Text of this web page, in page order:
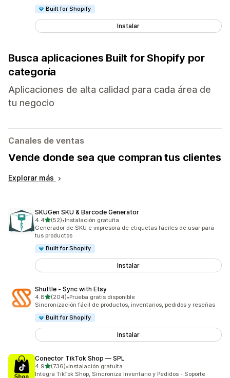
Built for Shopify
Instalar
Busca aplicaciones Built for Shopify por
categoría
Aplicaciones de alta calidad para cada área de
tu negocio
Canales de ventas
Vende donde sea que compran tus clientes
Explorar más
SKUGen SKU & Barcode Generator
4.4de 5 estrellas
(52)
52 reseñas en total
•Instalación gratuita
Generador de SKU e impresora de etiquetas fáciles de usar para
tus productos
Built for Shopify
Instalar
Shuttle ‑ Sync with Etsy
4.8de 5 estrellas
(204)
204 reseñas en total
•Prueba gratis disponible
Sincronización fácil de productos, inventarios, pedidos y reseñas
Built for Shopify
Instalar
Conector TikTok Shop — SPL
4.9de 5 estrellas
(736)
736 reseñas en total
•Instalación gratuita
Integra TikTok Shop, Sincroniza Inventario y Pedidos - Soporte